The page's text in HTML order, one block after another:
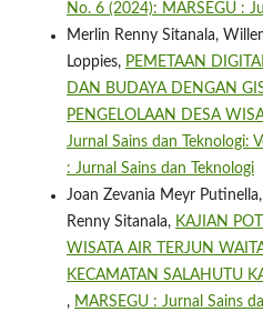
No. 6 (2024): MARSEGU :
Merlin Renny Sitanala,
Loppies, PEMETAAN
DAN BUDAYA DENGAN
PENGELOLAAN DESA
Jurnal Sains dan Teknologi:
: Jurnal Sains dan Teknologi
Joan Zevania Meyr
Renny Sitanala, KAJIAN
WISATA AIR TERJUN
KECAMATAN SALAHUTU
, MARSEGU : Jurnal Sains